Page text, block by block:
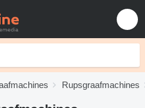
Rupsgraafmachines